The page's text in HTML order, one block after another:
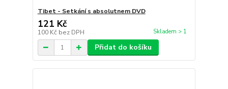
Tibet - Setkání s absolutnem DVD
121 Kč
100 Kč bez DPH Skladem > 1
Přidat do košíku